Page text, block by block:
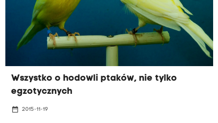
Wszystko o hodowli ptaków, nie tylko
egzotycznych
date_range 2015-11-19